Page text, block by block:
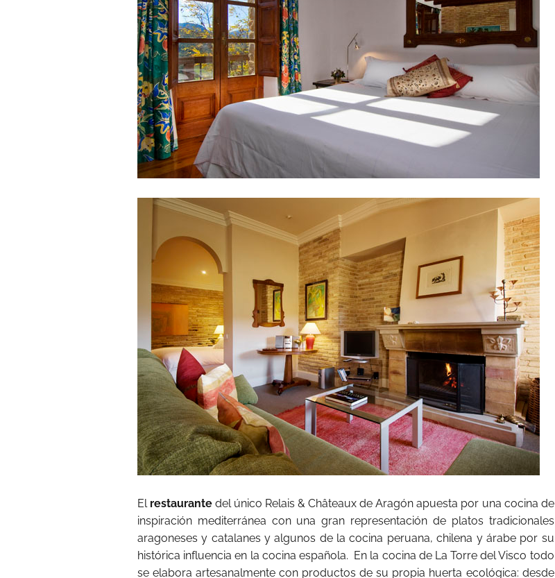
El restaurantedel único Relais & Châteaux de Aragón apuesta por una cocina de
inspiración mediterránea con una gran representación de platos tradicionales
aragoneses y catalanes y algunos de la cocina peruana, chilena y árabe por su
histórica influencia en la cocina española. En la cocina de La Torre del Visco todo
se elabora artesanalmente con productos de su propia huerta ecológica: desde